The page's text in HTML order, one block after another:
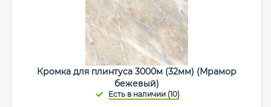
Кромка для плинтуса 3000м (32мм) (Мрамор
бежевый)